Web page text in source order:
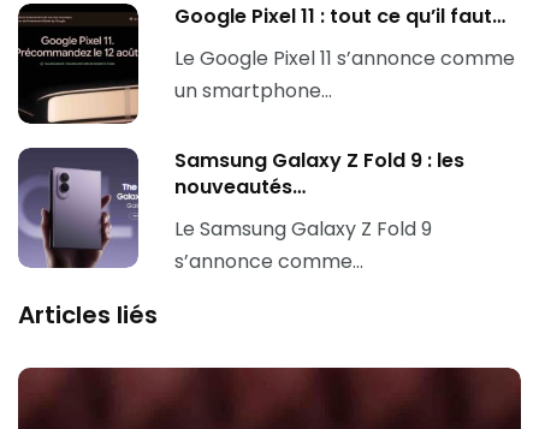
Google Pixel 11 : tout ce qu’il faut…
Le Google Pixel 11 s’annonce comme
un smartphone…
Samsung Galaxy Z Fold 9 : les
nouveautés…
Le Samsung Galaxy Z Fold 9
s’annonce comme…
Articles liés